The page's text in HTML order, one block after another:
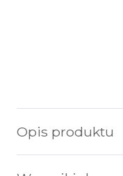
Opis produktu